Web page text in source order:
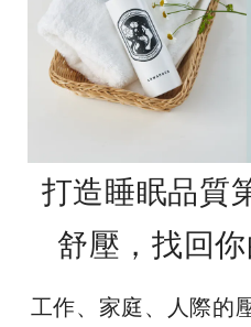
打造睡眠品質
舒壓，找回你
工作、家庭、人際的